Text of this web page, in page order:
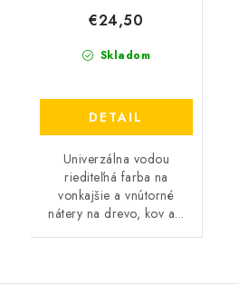
Skladom
€24,50
DETAIL
Univerzálna vodou
riediteľná farba na
vonkajšie a vnútorné
nátery na drevo, kov a...